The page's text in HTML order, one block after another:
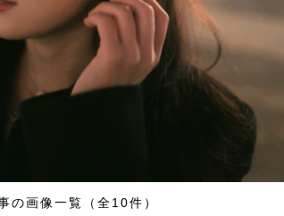
の画像一覧（全10件）